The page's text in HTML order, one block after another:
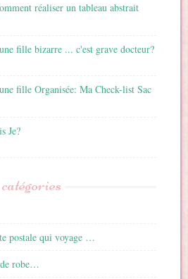
réaliser un tableau abstrait
fille bizarre ... c'est grave docteur?
fille Organisée: Ma Check-list Sac
Je?
catégories
postale qui voyage …
robe…